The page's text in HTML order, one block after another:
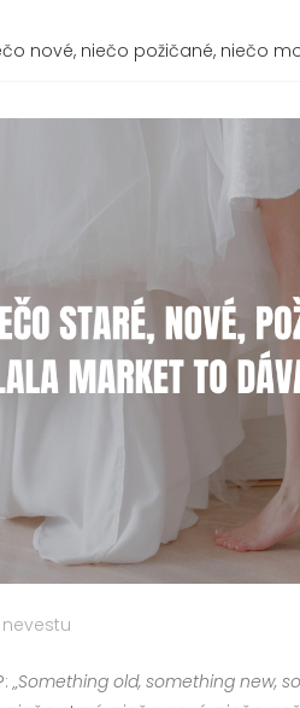
nové, niečo požičané, niečo
„Something old, something new,